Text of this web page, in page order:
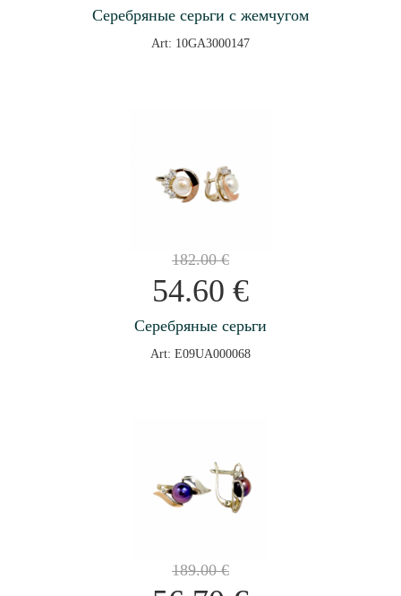
Серебряные серьги с жемчугом
Art: 10GA3000147
182.00€
54.60 €
Серебряные серьги
Art: E09UA000068
189.00€